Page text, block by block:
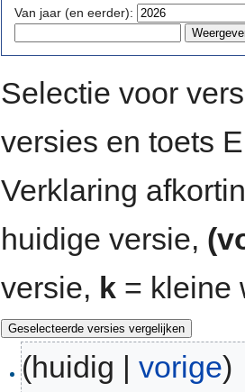
Van jaar (en eerder):
Selectie voor
versies en toets
Verklaring
huidige versie,
versie, k = kleine
(huidig |vorige)